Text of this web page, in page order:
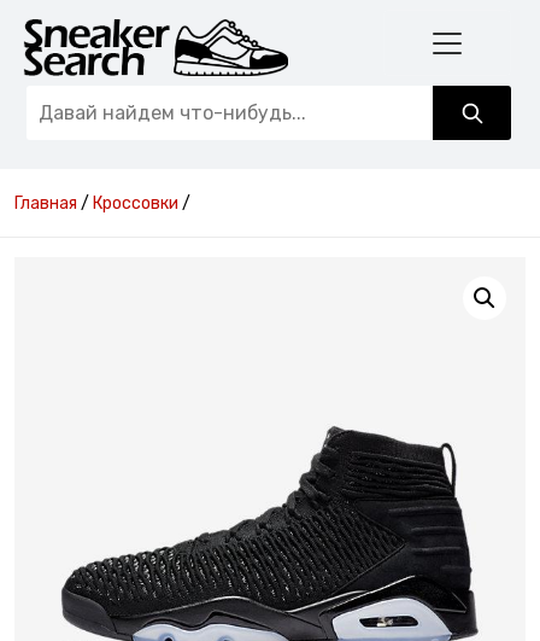
Главная / Кроссовки /